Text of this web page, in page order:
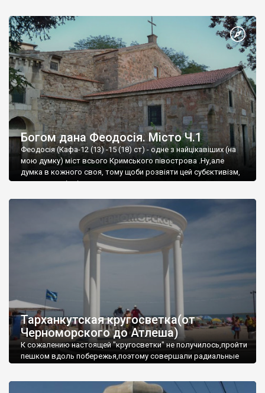
Богом дана Феодосія. Місто Ч.1
Феодосія (Кафа-12 (13) -15 (18) ст) - одне з найцікавіших (на
мою думку) міст всього Кримського півострова .Ну,але
думка в кожного своя, тому щоби розвіяти цей субєктивізм,
запрошую відвідати це
Тарханкутская кругосветка(от
Черноморского до Атлеша)
К сожалению настоящей "кругосветки" не получилось,пройти
пешком вдоль побережья,поэтому совершали радиальные